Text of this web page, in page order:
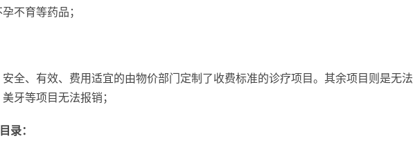
不育等药品；
全、有效、费用适宜的由物价部门定制了收费标准的诊疗项目。其余项目则是无
牙等项目无法报销；
录：